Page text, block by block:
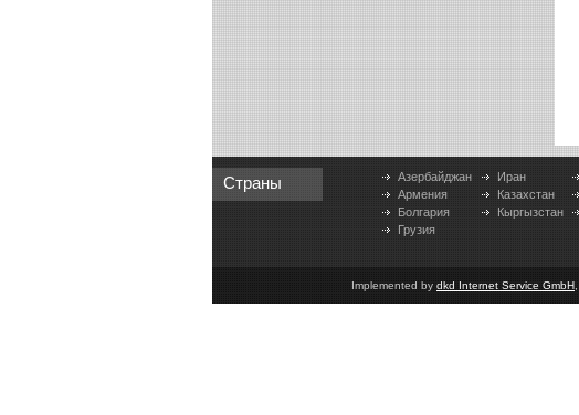
Страны
Азербайджан
Армения
Болгария
Грузия
Иран
Казахстан
Кыргызстан
Implemented by dkd Internet Service GmbH